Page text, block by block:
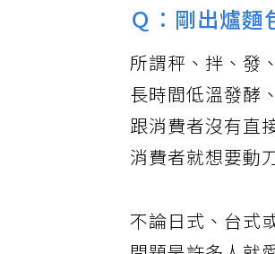
Ｑ：剛出爐麵
所謂秤、拌、發
長時間低溫發酵
跟消費者沒有直
消費者就想要動
不論日式、台式